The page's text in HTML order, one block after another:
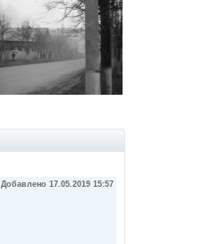
Добавлено 17.05.2019 15:57